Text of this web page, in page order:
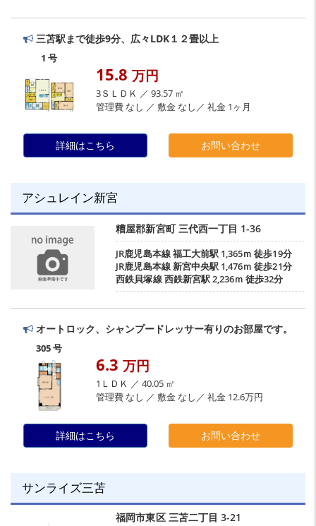
三苫駅まで徒歩9分、広々LDK１２畳以上
1 号
15.8 万円
3ＳＬＤＫ ／ 93.57 ㎡
管理費 なし ／ 敷金 なし／ 礼金 1ヶ月
詳細はこちら お問い合わせ
アシュレイン新宮
糟屋郡新宮町 三代西一丁目 1-36
JR鹿児島本線福工大前駅1,365ｍ 徒歩19分
JR鹿児島本線新宮中央駅1,476ｍ 徒歩21分
西鉄貝塚線西鉄新宮駅2,236ｍ 徒歩32分
オートロック、シャンプードレッサー有りのお部屋です。
305 号
6.3 万円
1ＬＤＫ ／ 40.05 ㎡
管理費 なし ／ 敷金 なし／ 礼金 12.6万円
詳細はこちら お問い合わせ
サンライズ三苫
福岡市東区 三苫二丁目 3-21